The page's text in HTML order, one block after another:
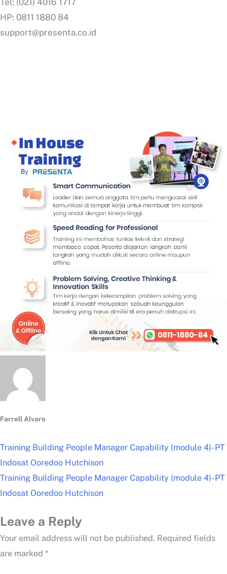
Tel: (021) 4016 1717
HP: 0811 1880 84
support@presenta.co.id
Farrell Alvaro
Training Building People Manager Capability (module 4)- PT
Indosat Ooredoo Hutchison
Training Building People Manager Capability (module 4)- PT
Indosat Ooredoo Hutchison
Leave a Reply
Your email address will not be published. Required fields
are marked *